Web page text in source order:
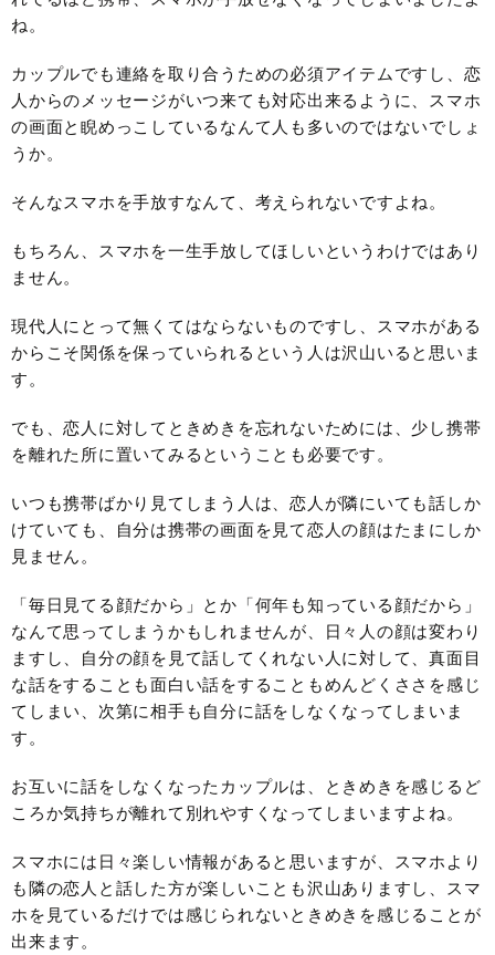
ね。
カップルでも連絡を取り合うための必須アイテムですし、恋
人からのメッセージがいつ来ても対応出来るように、スマホ
の画面と睨めっこしているなんて人も多いのではないでしょ
うか。
そんなスマホを手放すなんて、考えられないですよね。
もちろん、スマホを一生手放してほしいというわけではあり
ません。
現代人にとって無くてはならないものですし、スマホがある
からこそ関係を保っていられるという人は沢山いると思いま
す。
でも、恋人に対してときめきを忘れないためには、少し携帯
を離れた所に置いてみるということも必要です。
いつも携帯ばかり見てしまう人は、恋人が隣にいても話しか
けていても、自分は携帯の画面を見て恋人の顔はたまにしか
見ません。
「毎日見てる顔だから」とか「何年も知っている顔だから」
なんて思ってしまうかもしれませんが、日々人の顔は変わり
ますし、自分の顔を見て話してくれない人に対して、真面目
な話をすることも面白い話をすることもめんどくささを感じ
てしまい、次第に相手も自分に話をしなくなってしまいま
す。
お互いに話をしなくなったカップルは、ときめきを感じるど
ころか気持ちが離れて別れやすくなってしまいますよね。
スマホには日々楽しい情報があると思いますが、スマホより
も隣の恋人と話した方が楽しいことも沢山ありますし、スマ
ホを見ているだけでは感じられないときめきを感じることが
出来ます。